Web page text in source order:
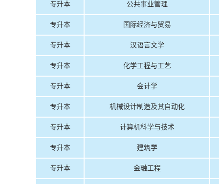
专升本 公共事业管理
专升本 国际经济与贸易
专升本 汉语言文学
专升本 化学工程与工艺
专升本 会计学
专升本 机械设计制造及其自动化
专升本 计算机科学与技术
专升本 建筑学
专升本 金融工程